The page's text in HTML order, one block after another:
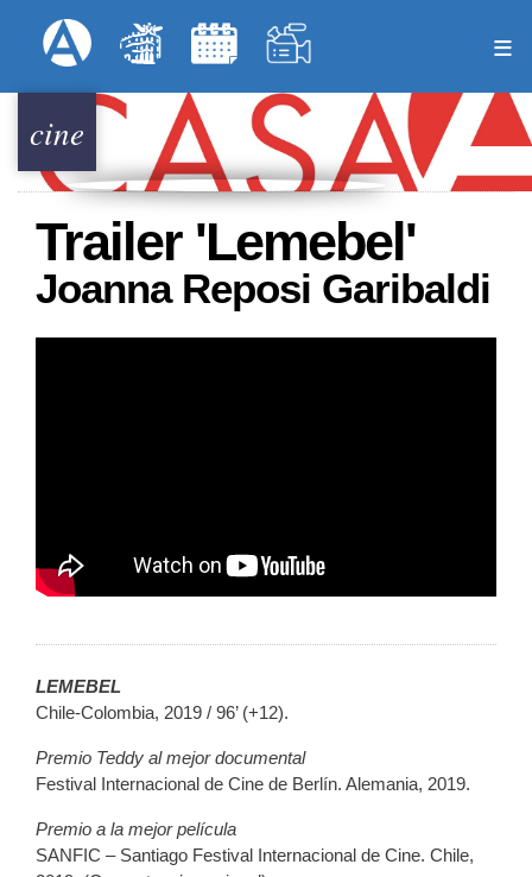
al
principal
Menú Superior
cine
Trailer 'Lemebel'
Joanna Reposi Garibaldi
LEMEBEL
Chile-Colombia, 2019 / 96’ (+12).
Premio Teddy al mejor documental
Festival Internacional de Cine de Berlín. Alemania, 2019.
Premio a la mejor película
SANFIC – Santiago Festival Internacional de Cine. Chile,